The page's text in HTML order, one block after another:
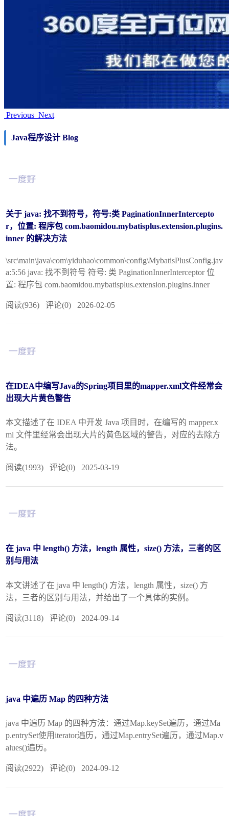
Previous Next
Java程序设计 Blog
关于 java: 找不到符号，符号:类 PaginationInnerIntercepto
r，位置: 程序包 com.baomidou.mybatisplus.extension.plugins.
inner 的解决方法
\src\main\java\com\yiduhao\common\config\MybatisPlusConfig.jav
a:5:56 java: 找不到符号 符号: 类 PaginationInnerInterceptor 位
置: 程序包 com.baomidou.mybatisplus.extension.plugins.inner
阅读(936) 评论(0) 2026-02-05
在IDEA中编写Java的Spring项目里的mapper.xml文件经常会
出现大片黄色警告
本文描述了在 IDEA 中开发 Java 项目时，在编写的 mapper.x
ml 文件里经常会出现大片的黄色区域的警告，对应的去除方
法。
阅读(1993) 评论(0) 2025-03-19
在 java 中 length() 方法，length 属性，size() 方法，三者的区
别与用法
本文讲述了在 java 中 length() 方法，length 属性，size() 方
法，三者的区别与用法，并给出了一个具体的实例。
阅读(3118) 评论(0) 2024-09-14
java 中遍历 Map 的四种方法
java 中遍历 Map 的四种方法：通过Map.keySet遍历，通过Ma
p.entrySet使用iterator遍历，通过Map.entrySet遍历，通过Map.v
alues()遍历。
阅读(2922) 评论(0) 2024-09-12